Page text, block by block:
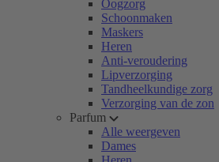
Oogzorg
Schoonmaken
Maskers
Heren
Anti-veroudering
Lipverzorging
Tandheelkundige zorg
Verzorging van de zon
Parfum
Alle weergeven
Dames